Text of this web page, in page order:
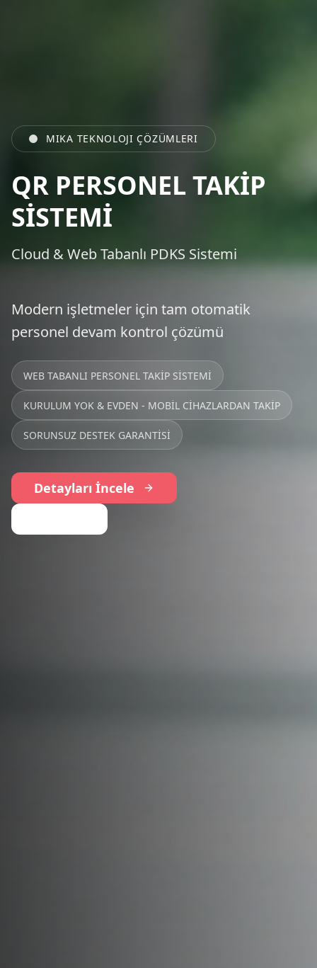
MIKA TEKNOLOJI ÇÖZÜMLERI
TURNİKE SİSTEMLERİ
turnike çözümleri
RFID VE BİYOMETRİK ENTEGRASYON
UZAKTAN İZLEME VE KONTROL
HIZLI VE GÜVENİLİR GEÇİŞ
Detayları İncele
Teklif Al